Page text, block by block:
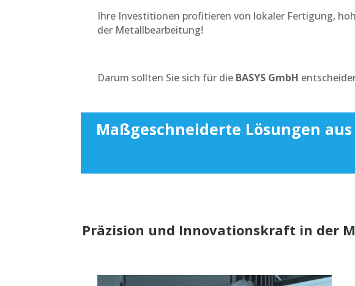
Ihre Investitionen profitieren von lokaler Fertigung,
der Metallbearbeitung!
Darum sollten Sie sich für die BASYS GmbH
Maßgeschneiderte Lösungen
Präzision und Innovationskraft in der